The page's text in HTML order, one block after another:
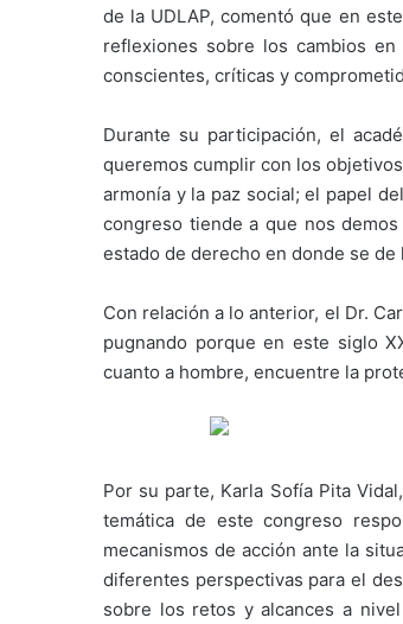
de la UDLAP, comentó que en
reflexiones sobre los cambios
conscientes, críticas y
Durante su participación, el
queremos cumplir con los
armonía y la paz social; el papel
congreso tiende a que nos
estado de derecho en donde se de
Con relación a lo anterior, el Dr.
pugnando porque en este siglo
cuanto a hombre, encuentre la
Por su parte, Karla Sofía Pita
temática de este congreso
mecanismos de acción ante la
diferentes perspectivas para el
sobre los retos y alcances a